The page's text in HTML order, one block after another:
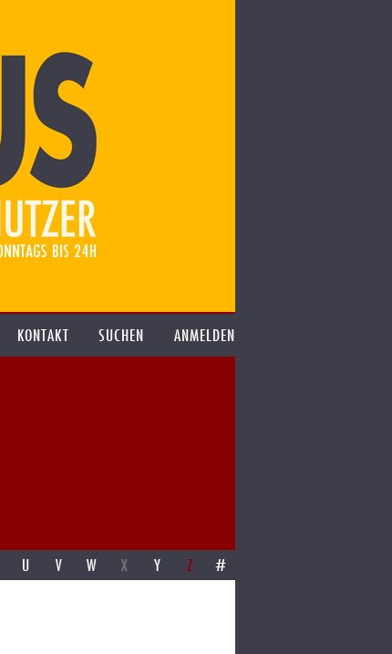
KONTAKT SUCHEN ANMELDEN
U V W X Y Z #